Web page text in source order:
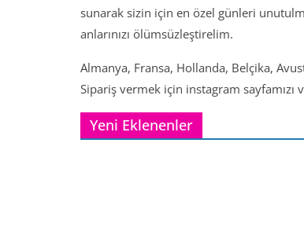
sunarak sizin için en özel günleri
anlarınızı ölümsüzleştirelim.
Almanya, Fransa, Hollanda, Belçika,
Sipariş vermek için instagram sayfamızı
Yeni Eklenenler